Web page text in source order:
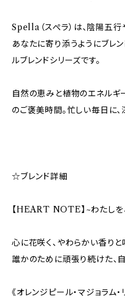
Spella（スぺラ）は、陰陽五
あなたに寄り添うようにブレ
ルブレンドシリーズです。
自然の恵みと植物のエネルギ
のご褒美時間。忙しい毎日に
☆ブレンド詳細
【HEART NOTE】~わたしを
心に花咲く、やわらかい香りと
誰かのために頑張り続けた、
《オレンジピール・マジョラム